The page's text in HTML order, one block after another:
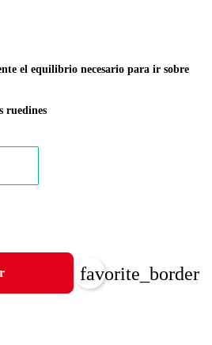
el equilibrio necesario para ir sobre
ruedines
favorite_border